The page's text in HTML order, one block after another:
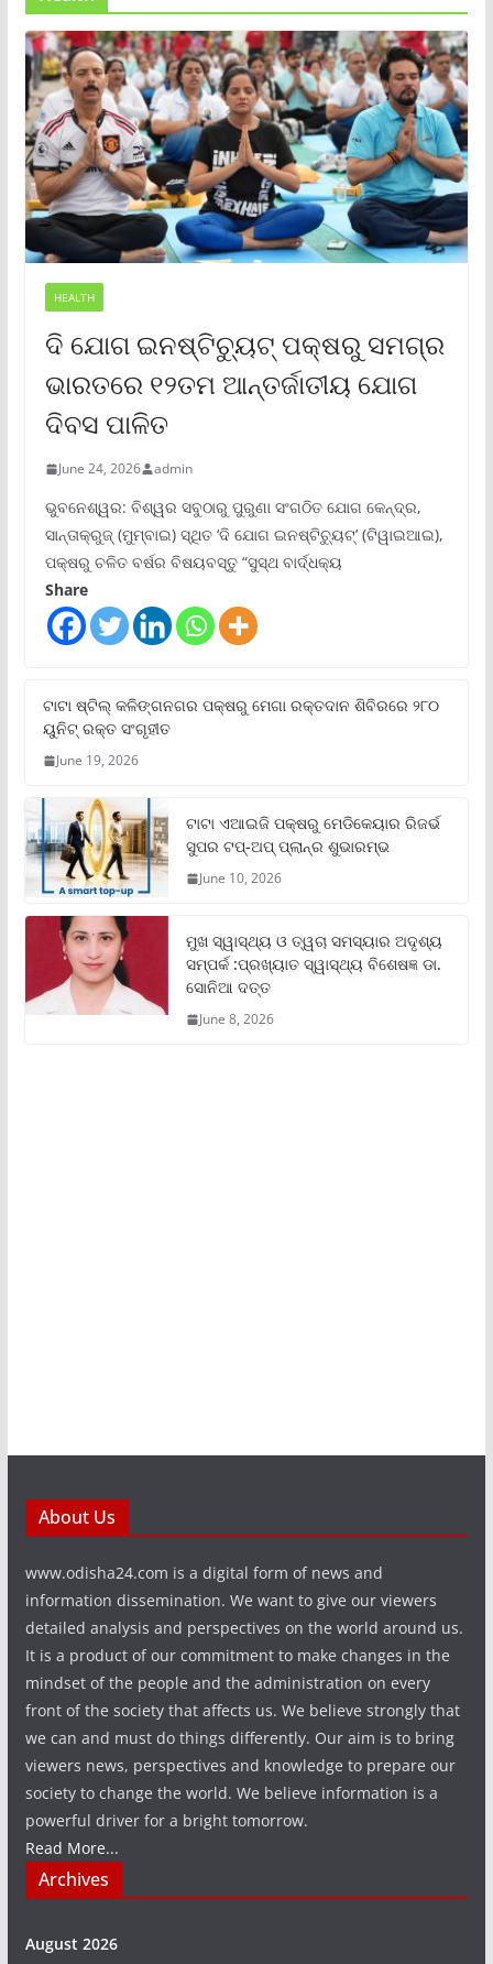
HEALTH
ଦି ଯୋଗ ଇନଷ୍ଟିଚ୍ୟୁଟ୍ ପକ୍ଷରୁ ସମଗ୍ର
ଭାରତରେ ୧୨ତମ ଆନ୍ତର୍ଜାତୀୟ ଯୋଗ
ଦିବସ ପାଳିତ
June 24, 2026 admin
ଭୁବନେଶ୍ୱର: ବିଶ୍ୱର ସବୁଠାରୁ ପୁରୁଣା ସଂଗଠିତ ଯୋଗ କେନ୍ଦ୍ର,
ସାନ୍ତାକ୍ରୁଜ୍ (ମୁମ୍ବାଇ) ସ୍ଥିତ ‘ଦି ଯୋଗ ଇନଷ୍ଟିଚ୍ୟୁଟ୍‌’ (ଟିୱାଇଆଇ),
ପକ୍ଷରୁ ଚଳିତ ବର୍ଷର ବିଷୟବସ୍ତୁ “ସୁସ୍ଥ ବାର୍ଦ୍ଧକ୍ୟ
Share
ଟାଟା ଷ୍ଟିଲ୍‌ କଳିଙ୍ଗନଗର ପକ୍ଷରୁ ମେଗା ରକ୍ତଦାନ ଶିବିରରେ ୨୮୦
ୟୁନିଟ୍‌ ରକ୍ତ ସଂଗୃହୀତ
June 19, 2026
ଟାଟା ଏଆଇଜି ପକ୍ଷରୁ ମେଡିକେୟାର ରିଜର୍ଭ
ସୁପର ଟପ୍‌-ଅପ୍ ପ୍ଲାନ୍‌ର ଶୁଭାରମ୍ଭ
June 10, 2026
ମୁଖ ସ୍ୱାସ୍ଥ୍ୟ ଓ ତ୍ୱଚା ସମସ୍ୟାର ଅଦୃଶ୍ୟ
ସମ୍ପର୍କ :ପ୍ରଖ୍ୟାତ ସ୍ୱାସ୍ଥ୍ୟ ବିଶେଷଜ୍ଞ ଡା.
ସୋନିଆ ଦତ୍ତ
June 8, 2026
About Us
www.odisha24.com is a digital form of news and
information dissemination. We want to give our viewers
detailed analysis and perspectives on the world around us.
It is a product of our commitment to make changes in the
mindset of the people and the administration on every
front of the society that affects us. We believe strongly that
we can and must do things differently. Our aim is to bring
viewers news, perspectives and knowledge to prepare our
society to change the world. We believe information is a
powerful driver for a bright tomorrow.
Read More...
Archives
August 2026